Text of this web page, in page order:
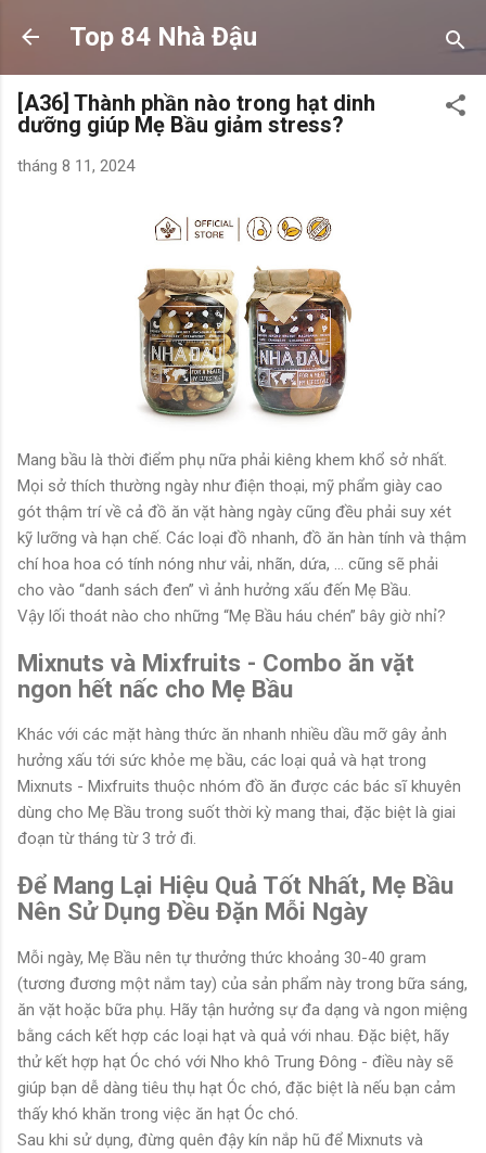
Chuyển đến nội dung chính
Top 84 Nhà Đậu
[A36] Thành phần nào trong hạt dinh
dưỡng giúp Mẹ Bầu giảm stress?
tháng 8 11, 2024
Mang bầu là thời điểm phụ nữa phải kiêng khem khổ sở nhất.
Mọi sở thích thường ngày như điện thoại, mỹ phẩm giày cao
gót thậm trí về cả đồ ăn vặt hàng ngày cũng đều phải suy xét
kỹ lưỡng và hạn chế. Các loại đồ nhanh, đồ ăn hàn tính và thậm
chí hoa hoa có tính nóng như vải, nhãn, dứa, … cũng sẽ phải
cho vào “danh sách đen” vì ảnh hưởng xấu đến Mẹ Bầu.
Vậy lối thoát nào cho những “Mẹ Bầu háu chén” bây giờ nhỉ?
Mixnuts và Mixfruits - Combo ăn vặt
ngon hết nấc cho Mẹ Bầu
Khác với các mặt hàng thức ăn nhanh nhiều dầu mỡ gây ảnh
hưởng xấu tới sức khỏe mẹ bầu, các loại quả và hạt trong
Mixnuts - Mixfruits thuộc nhóm đồ ăn được các bác sĩ khuyên
dùng cho Mẹ Bầu trong suốt thời kỳ mang thai, đặc biệt là giai
đoạn từ tháng từ 3 trở đi.
Để Mang Lại Hiệu Quả Tốt Nhất, Mẹ Bầu
Nên Sử Dụng Đều Đặn Mỗi Ngày
Mỗi ngày, Mẹ Bầu nên tự thưởng thức khoảng 30-40 gram
(tương đương một nắm tay) của sản phẩm này trong bữa sáng,
ăn vặt hoặc bữa phụ. Hãy tận hưởng sự đa dạng và ngon miệng
bằng cách kết hợp các loại hạt và quả với nhau. Đặc biệt, hãy
thử kết hợp hạt Óc chó với Nho khô Trung Đông - điều này sẽ
giúp bạn dễ dàng tiêu thụ hạt Óc chó, đặc biệt là nếu bạn cảm
thấy khó khăn trong việc ăn hạt Óc chó.
Sau khi sử dụng, đừng quên đậy kín nắp hũ để Mixnuts và